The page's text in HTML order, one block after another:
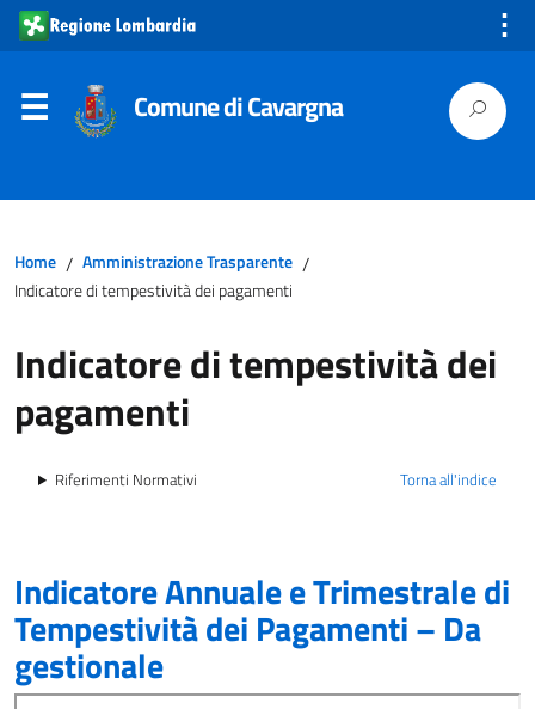
⋮
Comune di Cavargna
Home / Amministrazione Trasparente /
Indicatore di tempestività dei pagamenti
Indicatore di tempestività dei
pagamenti
Torna all'indice
Riferimenti Normativi
Indicatore Annuale e Trimestrale di
Tempestività dei Pagamenti – Da
gestionale